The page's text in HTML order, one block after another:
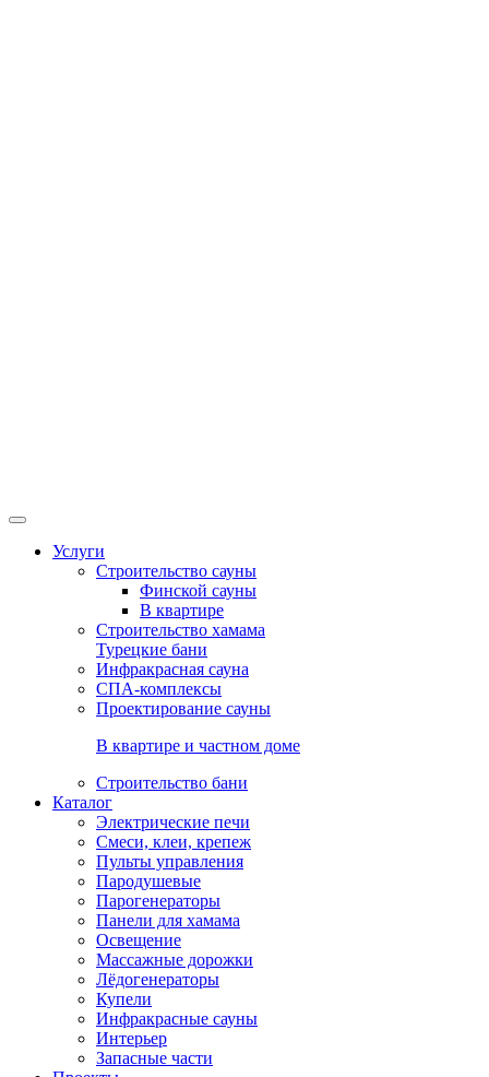
Услуги
Строительство сауны
Финской сауны
В квартире
Строительство хамама
Турецкие бани
Инфракрасная сауна
СПА-комплексы
Проектирование сауны
В квартире и частном доме
Строительство бани
Каталог
Электрические печи
Смеси, клеи, крепеж
Пульты управления
Пародушевые
Парогенераторы
Панели для хамама
Освещение
Массажные дорожки
Лёдогенераторы
Купели
Инфракрасные сауны
Интерьер
Запасные части